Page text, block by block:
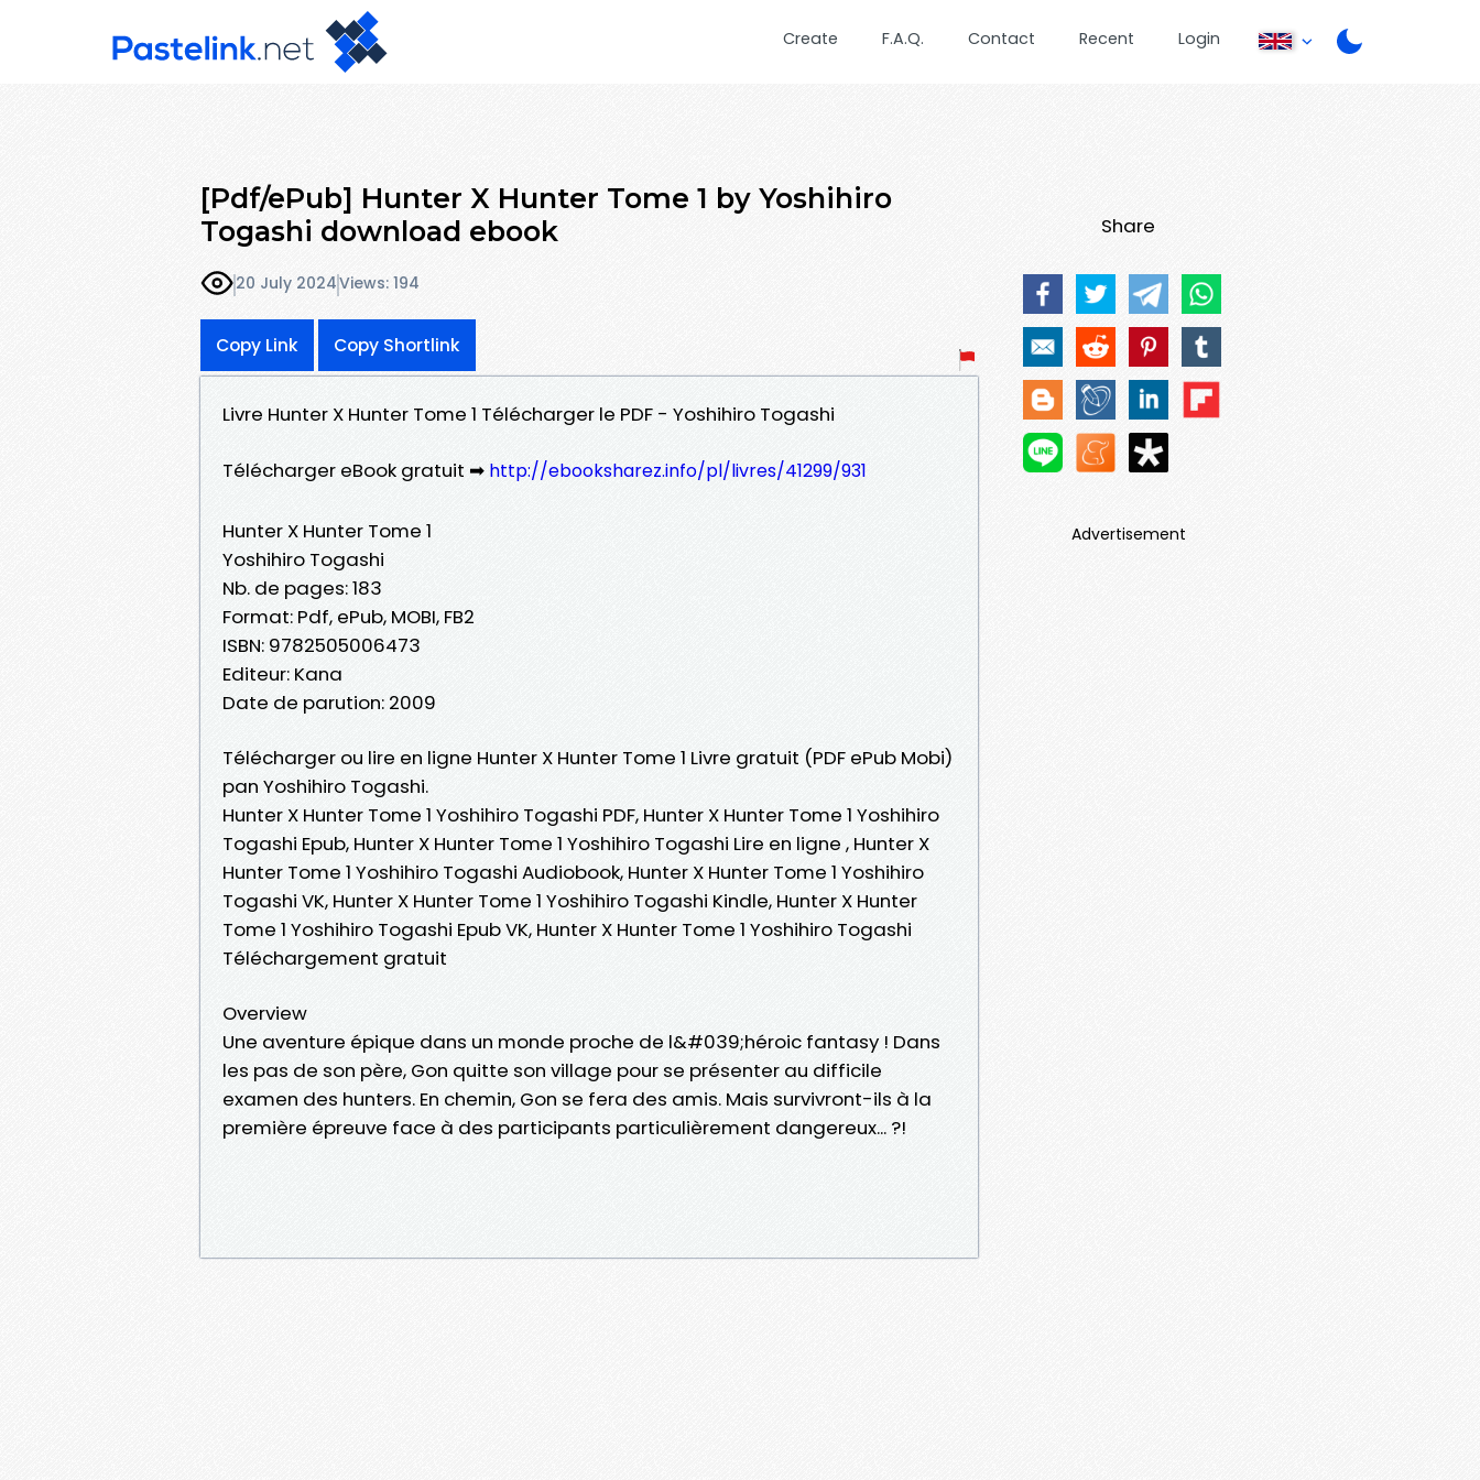
Create F.A.Q. Contact Recent Login
[Pdf/ePub] Hunter X Hunter Tome 1 by Yoshihiro
Togashi download ebook
20 July 2024Views: 194
Copy Link Copy Shortlink
Livre Hunter X Hunter Tome 1 Télécharger le PDF - Yoshihiro Togashi
Télécharger eBook gratuit ➡ http://ebooksharez.info/pl/livres/41299/931
Hunter X Hunter Tome 1
Yoshihiro Togashi
Nb. de pages: 183
Format: Pdf, ePub, MOBI, FB2
ISBN: 9782505006473
Editeur: Kana
Date de parution: 2009
Télécharger ou lire en ligne Hunter X Hunter Tome 1 Livre gratuit (PDF ePub Mobi)
pan Yoshihiro Togashi.
Hunter X Hunter Tome 1 Yoshihiro Togashi PDF, Hunter X Hunter Tome 1 Yoshihiro
Togashi Epub, Hunter X Hunter Tome 1 Yoshihiro Togashi Lire en ligne , Hunter X
Hunter Tome 1 Yoshihiro Togashi Audiobook, Hunter X Hunter Tome 1 Yoshihiro
Togashi VK, Hunter X Hunter Tome 1 Yoshihiro Togashi Kindle, Hunter X Hunter
Tome 1 Yoshihiro Togashi Epub VK, Hunter X Hunter Tome 1 Yoshihiro Togashi
Téléchargement gratuit
Overview
Une aventure épique dans un monde proche de l&#039;héroic fantasy ! Dans
les pas de son père, Gon quitte son village pour se présenter au difficile
examen des hunters. En chemin, Gon se fera des amis. Mais survivront-ils à la
première épreuve face à des participants particulièrement dangereux... ?!
Share
Advertisement